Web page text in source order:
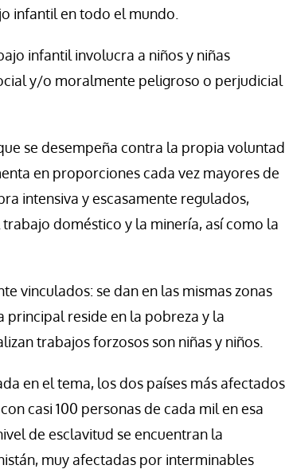
infantil en todo el mundo.
infantil involucra a niños y niñas
y/o moralmente peligroso o perjudicial
se desempeña contra la propia voluntad
en proporciones cada vez mayores de
intensiva y escasamente regulados,
doméstico y la minería, así como la
vinculados: se dan en las mismas zonas
principal reside en la pobreza y la
trabajos forzosos son niñas y niños.
en el tema, los dos países más afectados
casi 100 personas de cada mil en esa
de esclavitud se encuentran la
muy afectadas por interminables